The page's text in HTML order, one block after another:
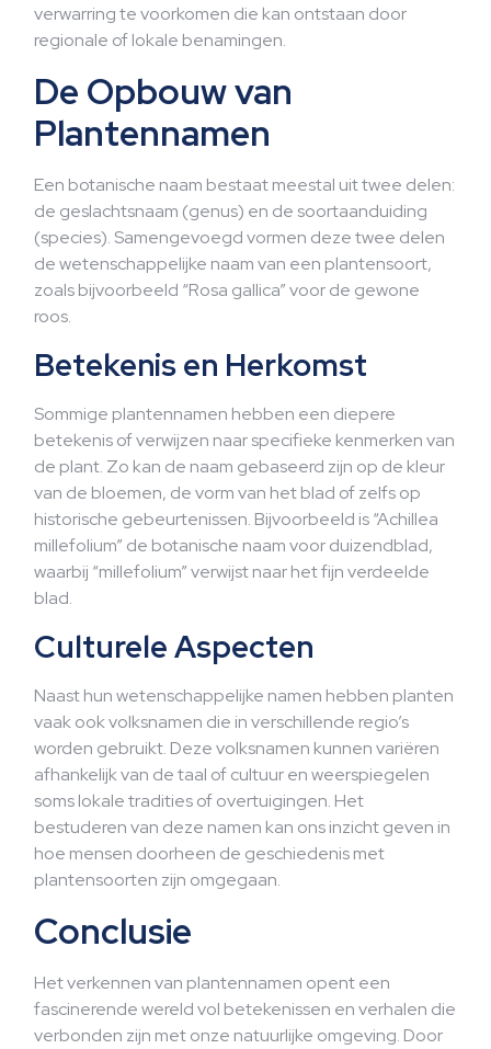
verwarring te voorkomen die kan ontstaan door
regionale of lokale benamingen.
De Opbouw van
Plantennamen
Een botanische naam bestaat meestal uit twee delen:
de geslachtsnaam (genus) en de soortaanduiding
(species). Samengevoegd vormen deze twee delen
de wetenschappelijke naam van een plantensoort,
zoals bijvoorbeeld “Rosa gallica” voor de gewone
roos.
Betekenis en Herkomst
Sommige plantennamen hebben een diepere
betekenis of verwijzen naar specifieke kenmerken van
de plant. Zo kan de naam gebaseerd zijn op de kleur
van de bloemen, de vorm van het blad of zelfs op
historische gebeurtenissen. Bijvoorbeeld is “Achillea
millefolium” de botanische naam voor duizendblad,
waarbij “millefolium” verwijst naar het fijn verdeelde
blad.
Culturele Aspecten
Naast hun wetenschappelijke namen hebben planten
vaak ook volksnamen die in verschillende regio’s
worden gebruikt. Deze volksnamen kunnen variëren
afhankelijk van de taal of cultuur en weerspiegelen
soms lokale tradities of overtuigingen. Het
bestuderen van deze namen kan ons inzicht geven in
hoe mensen doorheen de geschiedenis met
plantensoorten zijn omgegaan.
Conclusie
Het verkennen van plantennamen opent een
fascinerende wereld vol betekenissen en verhalen die
verbonden zijn met onze natuurlijke omgeving. Door